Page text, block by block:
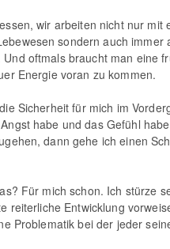
wir arbeiten nicht nur mit
sondern auch immer
oftmals braucht man eine
Energie voran zu kommen.
Sicherheit für mich im
habe und das Gefühl
dann gehe ich einen
Für mich schon. Ich stürze
reiterliche Entwicklung
Problematik bei der jeder